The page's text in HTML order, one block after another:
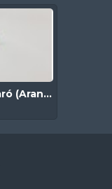
Vízkifolyó takaró (Aranytölgy)